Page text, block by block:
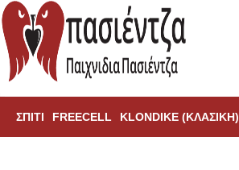
ΣΠΊΤΙ FREECELL KLONDIKE (ΚΛΑΣΙΚΗ)